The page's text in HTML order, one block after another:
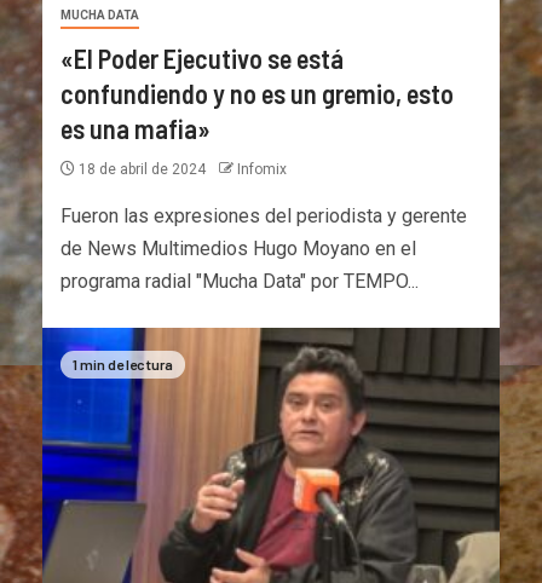
MUCHA DATA
«El Poder Ejecutivo se está
confundiendo y no es un gremio, esto
es una mafia»
18 de abril de 2024 Infomix
Fueron las expresiones del periodista y gerente
de News Multimedios Hugo Moyano en el
programa radial "Mucha Data" por TEMPO...
1 min de lectura